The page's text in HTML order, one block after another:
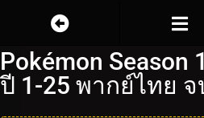
Pokémon Season
ปี 1-25 พากย์ไทย จ